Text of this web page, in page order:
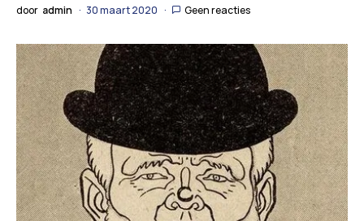
door admin 30 maart 2020 Geen reacties